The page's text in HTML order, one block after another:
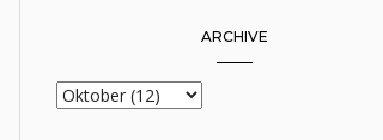
ARCHIVE